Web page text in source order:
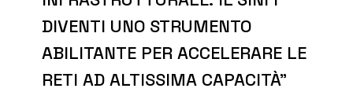
DIVENTI UNO STRUMENTO
ABILITANTE PER ACCELERARE LE
RETI AD ALTISSIMA CAPACITÀ”